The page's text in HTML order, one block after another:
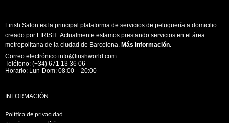
Lirish Salon es la principal plataforma de servicios de peluquería a domicilio
creado por LIRISH. Actualmente estamos prestando servicios en el área
metropolitana de la ciudad de Barcelona. Más información.
Correo electrónico:info@lirishworld.com
Teléfono: (+34) 671 13 36 06
Horario: Lun-Dom: 08:00 – 20:00
INFORMACIÓN
Política de privacidad